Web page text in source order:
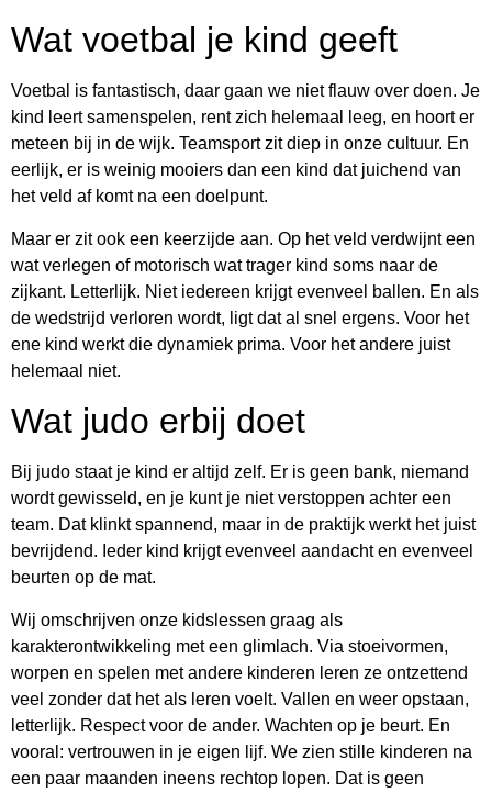
Wat voetbal je kind geeft
Voetbal is fantastisch, daar gaan we niet flauw over doen. Je
kind leert samenspelen, rent zich helemaal leeg, en hoort er
meteen bij in de wijk. Teamsport zit diep in onze cultuur. En
eerlijk, er is weinig mooiers dan een kind dat juichend van
het veld af komt na een doelpunt.
Maar er zit ook een keerzijde aan. Op het veld verdwijnt een
wat verlegen of motorisch wat trager kind soms naar de
zijkant. Letterlijk. Niet iedereen krijgt evenveel ballen. En als
de wedstrijd verloren wordt, ligt dat al snel ergens. Voor het
ene kind werkt die dynamiek prima. Voor het andere juist
helemaal niet.
Wat judo erbij doet
Bij judo staat je kind er altijd zelf. Er is geen bank, niemand
wordt gewisseld, en je kunt je niet verstoppen achter een
team. Dat klinkt spannend, maar in de praktijk werkt het juist
bevrijdend. Ieder kind krijgt evenveel aandacht en evenveel
beurten op de mat.
Wij omschrijven onze kidslessen graag als
karakterontwikkeling met een glimlach. Via stoeivormen,
worpen en spelen met andere kinderen leren ze ontzettend
veel zonder dat het als leren voelt. Vallen en weer opstaan,
letterlijk. Respect voor de ander. Wachten op je beurt. En
vooral: vertrouwen in je eigen lijf. We zien stille kinderen na
een paar maanden ineens rechtop lopen. Dat is geen